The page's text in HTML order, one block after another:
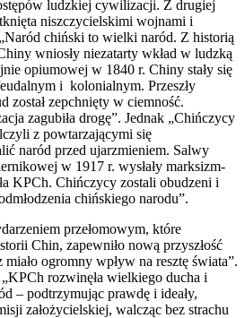
ludzkiej cywilizacji. Z drugiej
niszczycielskimi wojnami i
chiński to wielki naród. Z historią
wniosły niezatarty wkład w ludzką
opiumowej w 1840 r. Chiny stały się
i kolonialnym. Przeszły
został zepchnięty w ciemność.
zagubiła drogę”. Jednak „Chińczycy
z powtarzającymi się
naród przed ujarzmieniem. Salwy
w 1917 r. wysłały marksizm-
KPCh. Chińczycy zostali obudzeni i
chińskiego narodu”.
przełomowym, które
Chin, zapewniło nową przyszłość
ogromny wpływ na resztę świata”.
rozwinęła wielkiego ducha i
– podtrzymując prawdę i ideały,
założycielskiej, walcząc bez strachu